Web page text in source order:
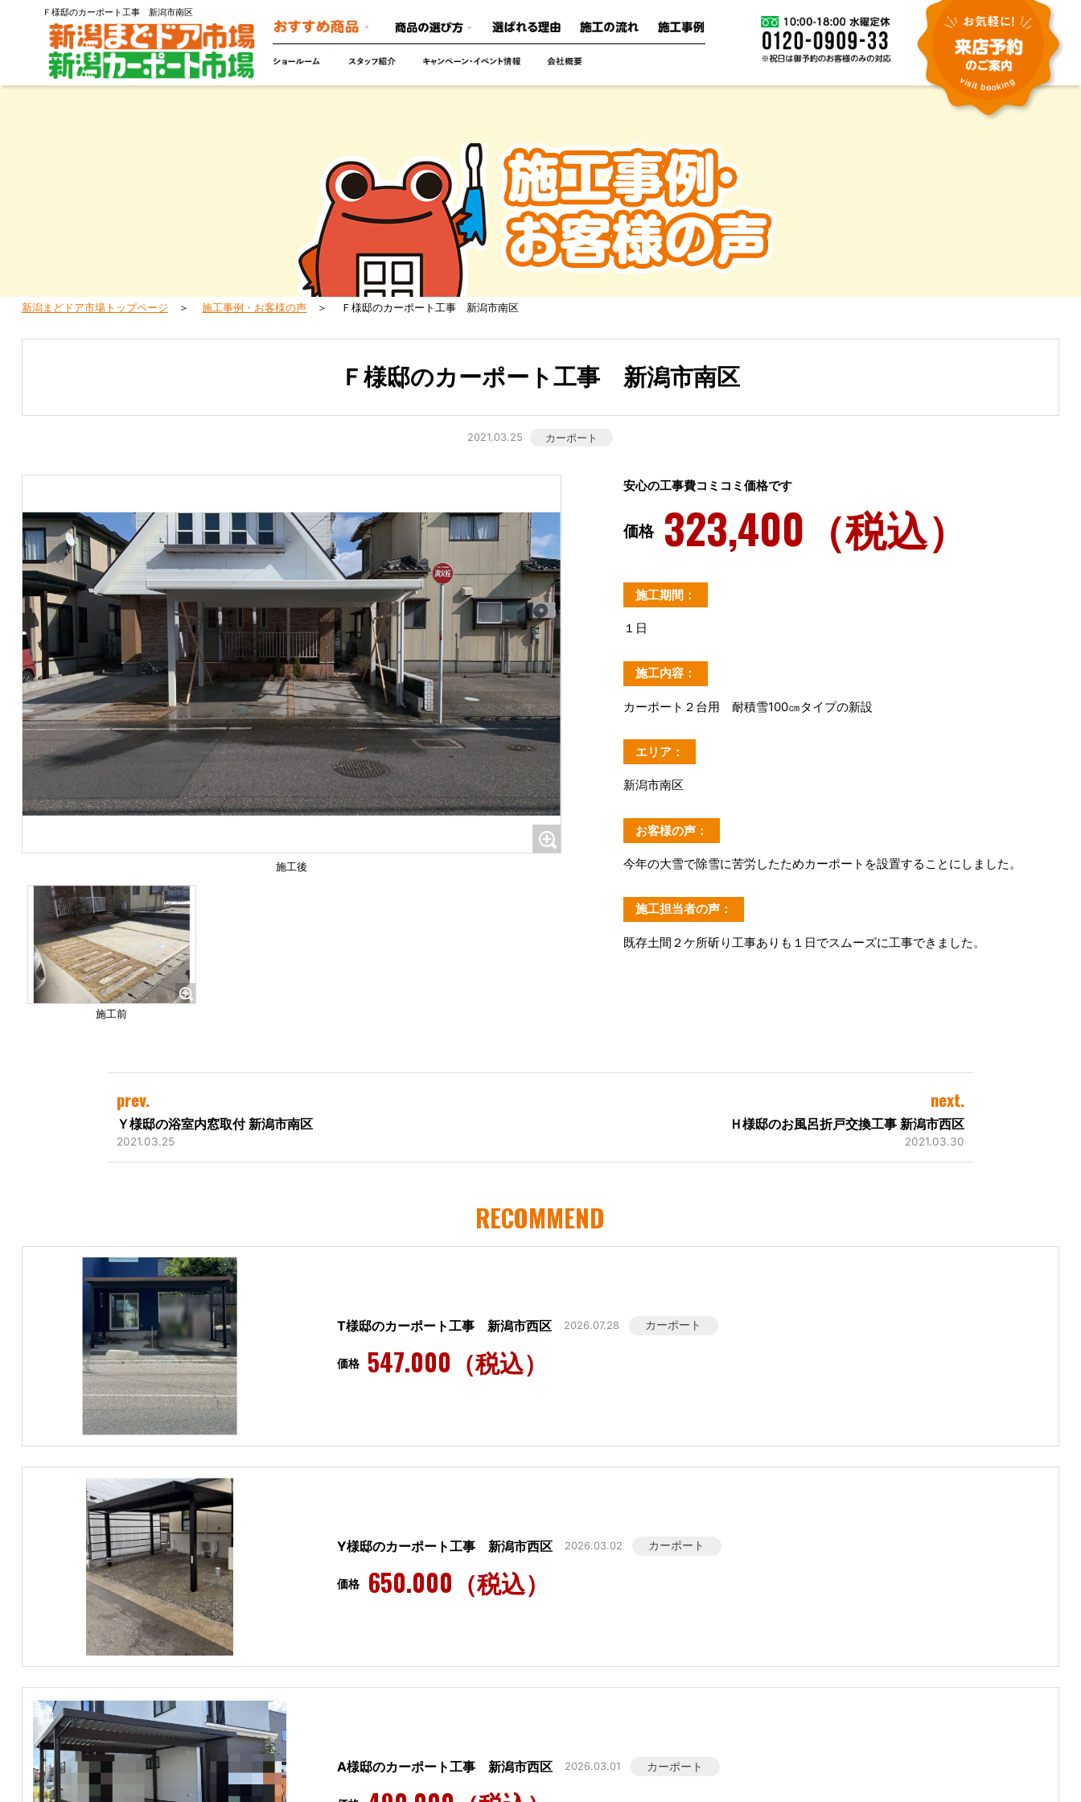
Ｆ様邸のカーポート工事 新潟市南区
新潟まどドア市場トップページ 施工事例・お客様の声 Ｆ様邸のカーポート工事 新潟市南区
Ｆ様邸のカーポート工事 新潟市南区
2021.03.25 カーポート
施工後
施工前
安心の工事費コミコミ価格です
価格 323,400（税込）
施工期間：
１日
施工内容：
カーポート２台用 耐積雪100㎝タイプの新設
エリア：
新潟市南区
お客様の声：
今年の大雪で除雪に苦労したためカーポートを設置することにしました。
施工担当者の声：
既存土間２ケ所斫り工事ありも１日でスムーズに工事できました。
prev.
Ｙ様邸の浴室内窓取付 新潟市南区
2021.03.25
next.
Ｈ様邸のお風呂折戸交換工事 新潟市西区
2021.03.30
RECOMMEND
T様邸のカーポート工事 新潟市西区 2026.07.28 カーポート
価格 547.000（税込）
Y様邸のカーポート工事 新潟市西区 2026.03.02 カーポート
価格 650.000（税込）
A様邸のカーポート工事 新潟市西区 2026.03.01 カーポート